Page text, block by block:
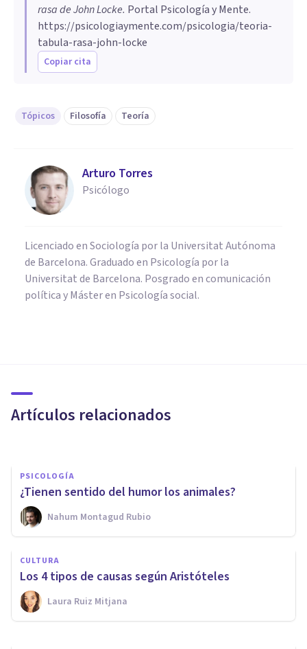
rasa de John Locke. Portal Psicología y Mente.
https://psicologiaymente.com/psicologia/teoria-
tabula-rasa-john-locke
Copiar cita
Tópicos Filosofía Teoría
Arturo Torres
Psicólogo
Licenciado en Sociología por la Universitat Autónoma
de Barcelona. Graduado en Psicología por la
Universitat de Barcelona. Posgrado en comunicación
política y Máster en Psicología social.
Artículos relacionados
principales
PSICOLOGÍA
¿Tienen sentido del humor los animales?
Nahum Montagud Rubio
CULTURA
Los 4 tipos de causas según Aristóteles
Laura Ruiz Mitjana
CULTURA
La teoría del error de Mackie:
¿existe la moral objetiva?
Oscar Castillero Mimenza